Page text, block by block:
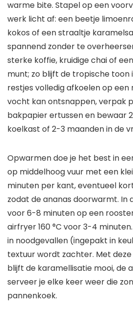
warme bite. Stapel op een
werk licht af: een beetje
kokos of een straaltje
spannend zonder te
sterke koffie, kruidige chai of
munt; zo blijft de tropische toon
restjes volledig afkoelen op
vocht kan ontsnappen, verpak
bakpapier ertussen en bewaar
koelkast of 2-3 maanden in de
Opwarmen doe je het best in
op middelhoog vuur met een
minuten per kant, eventueel
zodat de ananas doorwarmt. In
voor 6-8 minuten op een
airfryer 160 °C voor 3-4
in noodgevallen (ingepakt in
textuur wordt zachter. Met
blijft de karamellisatie mooi, de
serveer je elke keer weer die
pannenkoek.